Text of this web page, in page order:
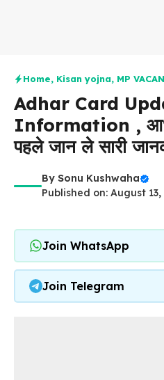
Home, Kisan yojna, MP
Adhar Card
Information ,
पहले जान ले सारी
By Sonu Kushwaha
Published on: August 13,
Join WhatsApp
Join Telegram